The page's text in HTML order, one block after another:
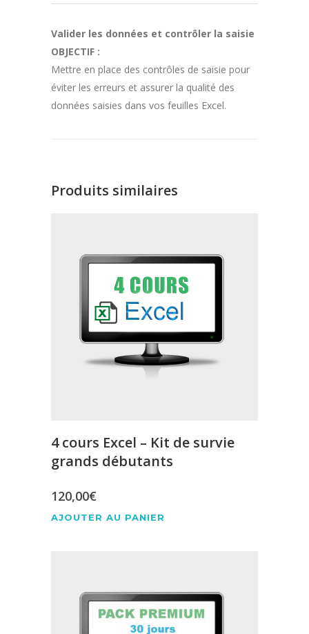
Valider les données et contrôler la saisie
OBJECTIF :
Mettre en place des contrôles de saisie pour
éviter les erreurs et assurer la qualité des
données saisies dans vos feuilles Excel.
Produits similaires
4 cours Excel – Kit de survie
grands débutants
120,00€
AJOUTER AU PANIER